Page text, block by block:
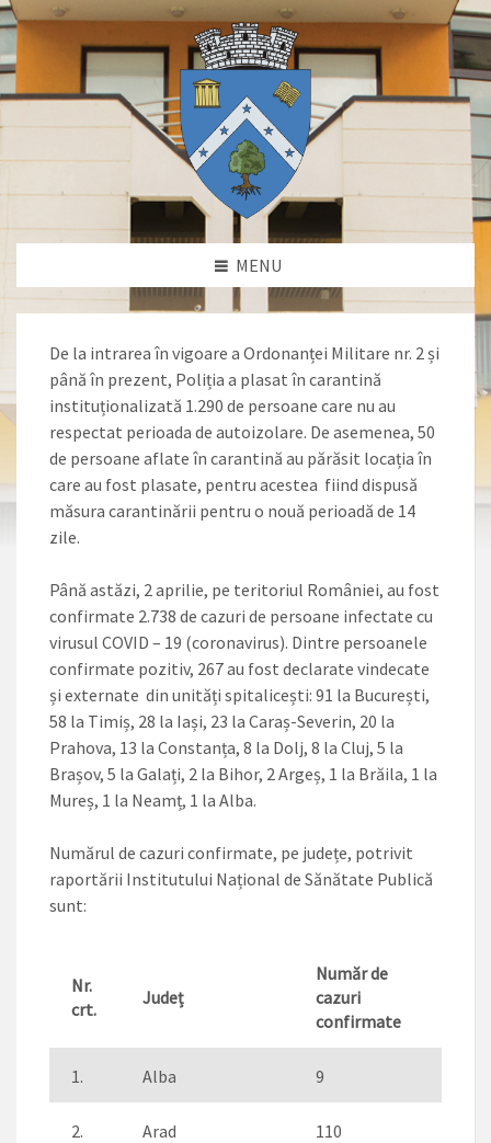
MENU
De la intrarea în vigoare a Ordonanței Militare nr. 2 și
până în prezent, Poliția a plasat în carantină
instituționalizată 1.290 de persoane care nu au
respectat perioada de autoizolare. De asemenea, 50
de persoane aflate în carantină au părăsit locația în
care au fost plasate, pentru acestea fiind dispusă
măsura carantinării pentru o nouă perioadă de 14
zile.
Până astăzi, 2 aprilie, pe teritoriul României, au fost
confirmate 2.738 de cazuri de persoane infectate cu
virusul COVID – 19 (coronavirus). Dintre persoanele
confirmate pozitiv, 267 au fost declarate vindecate
și externate din unități spitalicești: 91 la București,
58 la Timiș, 28 la Iași, 23 la Caraș-Severin, 20 la
Prahova, 13 la Constanța, 8 la Dolj, 8 la Cluj, 5 la
Brașov, 5 la Galați, 2 la Bihor, 2 Argeș, 1 la Brăila, 1 la
Mureș, 1 la Neamț, 1 la Alba.
Numărul de cazuri confirmate, pe județe, potrivit
raportării Institutului Național de Sănătate Publică
sunt:
Nr.
crt.
Județ
Număr de
cazuri
confirmate
1. Alba 9
2. Arad 110